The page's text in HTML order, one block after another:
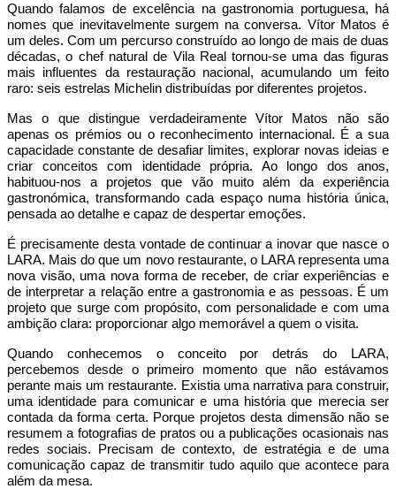
Quando falamos de excelência na gastronomia portuguesa, há
nomes que inevitavelmente surgem na conversa. Vítor Matos é
um deles. Com um percurso construído ao longo de mais de duas
décadas, o chef natural de Vila Real tornou-se uma das figuras
mais influentes da restauração nacional, acumulando um feito
raro: seis estrelas Michelin distribuídas por diferentes projetos.
Mas o que distingue verdadeiramente Vítor Matos não são
apenas os prémios ou o reconhecimento internacional. É a sua
capacidade constante de desafiar limites, explorar novas ideias e
criar conceitos com identidade própria. Ao longo dos anos,
habituou-nos a projetos que vão muito além da experiência
gastronómica, transformando cada espaço numa história única,
pensada ao detalhe e capaz de despertar emoções.
É precisamente desta vontade de continuar a inovar que nasce o
LARA. Mais do que um novo restaurante, o LARA representa uma
nova visão, uma nova forma de receber, de criar experiências e
de interpretar a relação entre a gastronomia e as pessoas. É um
projeto que surge com propósito, com personalidade e com uma
ambição clara: proporcionar algo memorável a quem o visita.
Quando conhecemos o conceito por detrás do LARA,
percebemos desde o primeiro momento que não estávamos
perante mais um restaurante. Existia uma narrativa para construir,
uma identidade para comunicar e uma história que merecia ser
contada da forma certa. Porque projetos desta dimensão não se
resumem a fotografias de pratos ou a publicações ocasionais nas
redes sociais. Precisam de contexto, de estratégia e de uma
comunicação capaz de transmitir tudo aquilo que acontece para
além da mesa.